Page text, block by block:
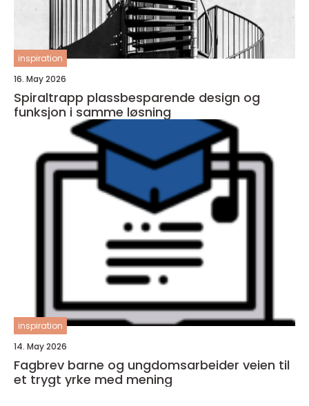
inspiration
16. May 2026
Spiraltrapp plassbesparende design og
funksjon i samme løsning
inspiration
14. May 2026
Fagbrev barne og ungdomsarbeider veien til
et trygt yrke med mening